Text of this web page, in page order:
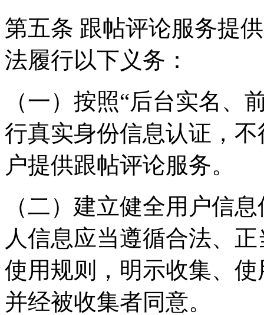
第五条 跟帖评论服务提
法履行以下义务：
（一）按照“后台实名、
行真实身份信息认证，
户提供跟帖评论服务。
（二）建立健全用户信
人信息应当遵循合法、
使用规则，明示收集、
并经被收集者同意。